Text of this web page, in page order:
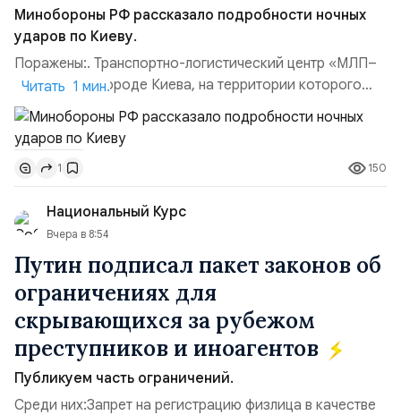
Минобороны РФ рассказало подробности ночных
ударов по Киеву.
Поражены:. Транспортно-логистический центр «МЛП–
Чайка» в пригороде Киева, на территории которого
осуществлялось хранение, сборка а также запуск с
прилегающего полевого аэродром «Чайка»
дальнобойных БПЛА ВСУ; Складские помещения
«Транс-Логистик» в Оболонском районе г. Киев,
использовавшиеся для хранения военного
имущества ВСУ; Сортировочны...
Читать 1 мин.
1 150
Национальный Курс
Вчера в 8:54
Путин подписал пакет законов об
ограничениях для
скрывающихся за рубежом
преступников и иноагентов
Публикуем часть ограничений.
Среди них:Запрет на регистрацию физлица в качестве